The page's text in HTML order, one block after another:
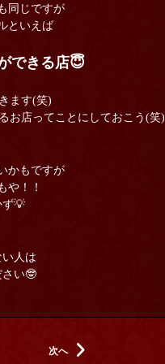
同じですが
といえば
できる店😇
ます(笑)
お店ってことにしておこう(笑)
かもですが
や！！
💡
人は
い🤓
次へ